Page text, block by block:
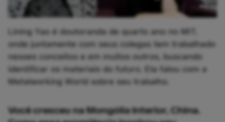
Lining Yao é doutoranda de quarto ano no MIT,
onde juntamente com seus colegas tem trabalhado
nesses conceitos e em muitos outros, buscando
identificar os materiais do futuro. Ela falou com a
Metalworking World sobre seu trabalho.
Você cresceu na Mongólia Interior, China.